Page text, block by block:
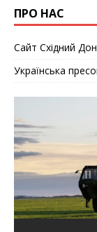
ПРО НАС
Сайт Східний
Українська